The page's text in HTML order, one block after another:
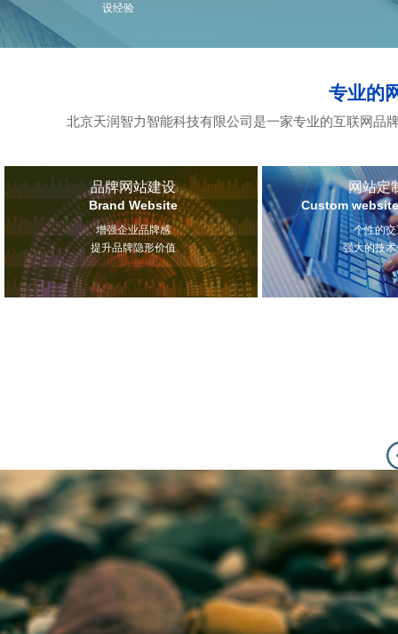
设经验
专业的
北京天润智力智能科技有限公司是一家专业的互联网品
品牌网站建设
Brand Website
增强企业品牌感
提升品牌隐形价值
网站定
Custom
个性的
强大的技